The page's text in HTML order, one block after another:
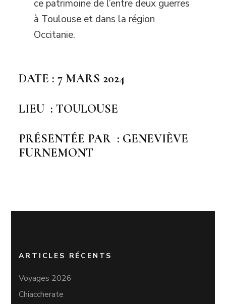
ce patrimoine de l’entre deux guerres
à Toulouse et dans la région
Occitanie.
DATE : 7 MARS 2024
LIEU : TOULOUSE
PRÉSENTÉE PAR : GENEVIÈVE
FURNEMONT
ARTICLES RÉCENTS
Voyages 2026
Chiaccherate